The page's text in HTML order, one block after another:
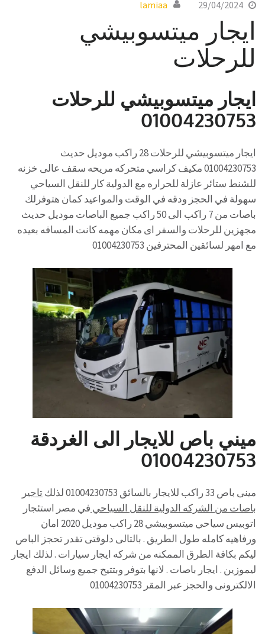
29/04/2024
lamiaa
ايجار ميتسوبيشي
للرحلات
ايجار ميتسوبيشي للرحلات
01004230753
ايجار ميتسوبيشي للرحلات 28 راكب موديل حديث
01004230753 مكيف كراسي متحركه مريحه سقف عالى خزنه
للشنط ستائر عازلة للحراره مع الدولية كار للنقل السياحي
سهولة في الحجز ودقه في الوقت والمواعيد كمان هتوفرلك
باصات من 7 راكب الى 50 راكب جميع الباصات موديل حديث
مجهزين للرحلات والسفر اى مكان مهمه كانت المسافه بعيده
مع امهر لسائقين المحترفين 01004230753
ميني باص للايجار الى الغردقة
01004230753
مينى باص 33 راكب للايجار بالسائق 01004230753 لذلك
تاجير
باصات من الشركه الدولية للنقل السياحي في مصر استئجار
اتوبيس سياحي ميتسوبيشي 28 راكب موديل 2020 امان
ورفاهيه كامله طول الطريق . بالتالى دلوقتى تقدر تحجز الباص
ليكم بكافة الطرق الممكنه من شركه ايجار سيارات . لذلك ايجار
ليموزين . ايجار باصات . لانها بتوفر وبتتيح جميع وسائل الدفع
الالكترونى والحجز عبر المقر 01004230753